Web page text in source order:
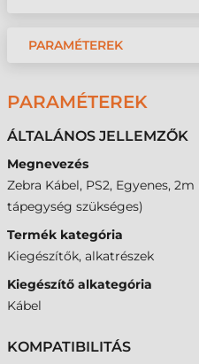
PARAMÉTEREK
PARAMÉTEREK
ÁLTALÁNOS JELLEMZŐK
Megnevezés
Zebra Kábel, PS2, Egyenes,
tápegység szükséges)
Termék kategória
Kiegészítők, alkatrészek
Kiegészítő alkategória
Kábel
KOMPATIBILITÁS